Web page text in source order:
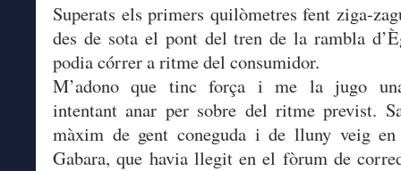
Superats els primers quilòmetres fent ziga-
des de sota el pont del tren de la rambla
podia córrer a ritme del consumidor.
M’adono que tinc força i me la jugo
intentant anar per sobre del ritme previst.
màxim de gent coneguda i de lluny veig en
Gabara, que havia llegit en el fòrum de